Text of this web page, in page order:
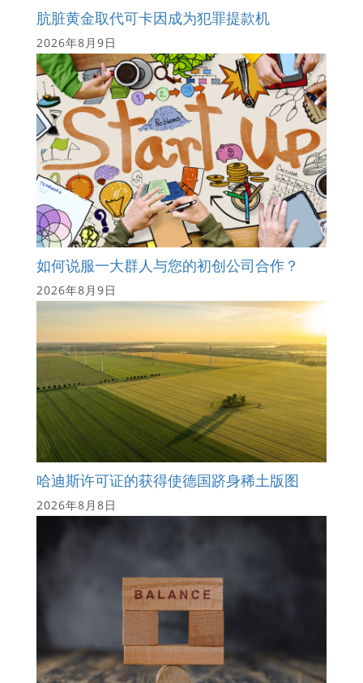
肮脏黄金取代可卡因成为犯罪提款机
2026年8月9日
如何说服一大群人与您的初创公司合作？
2026年8月9日
哈迪斯许可证的获得使德国跻身稀土版图
2026年8月8日